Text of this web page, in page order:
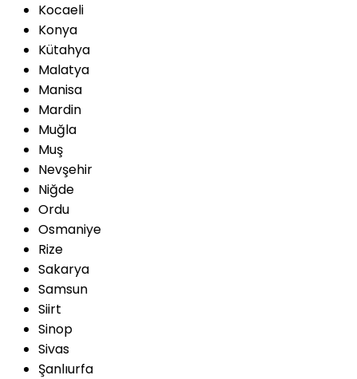
Kocaeli
Konya
Kütahya
Malatya
Manisa
Mardin
Muğla
Muş
Nevşehir
Niğde
Ordu
Osmaniye
Rize
Sakarya
Samsun
Siirt
Sinop
Sivas
Şanlıurfa